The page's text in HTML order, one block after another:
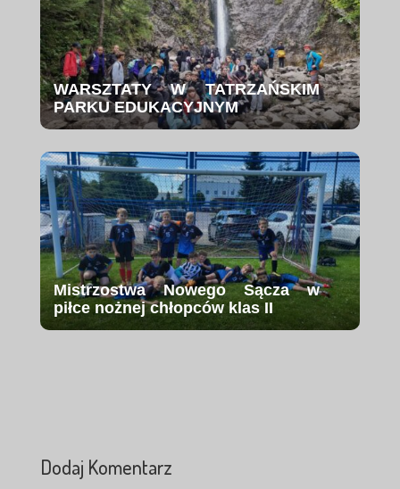
WARSZTATY W TATRZAŃSKIM
PARKU EDUKACYJNYM
Mistrzostwa Nowego Sącza w
piłce nożnej chłopców klas II
Dodaj Komentarz